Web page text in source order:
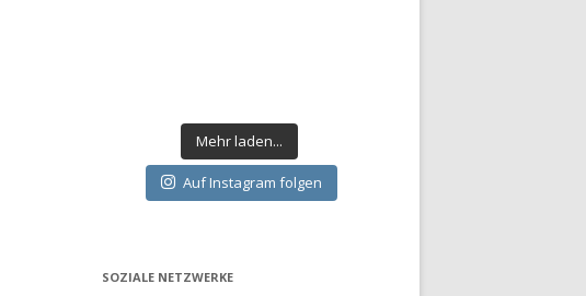
Mehr laden...
Auf Instagram folgen
SOZIALE NETZWERKE